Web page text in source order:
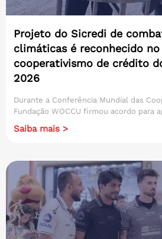
Projeto do Sicredi de
climáticas é reconhecido
cooperativismo de crédito
2026
Durante a Conferência Mundial das
Fundação WOCCU firmou acordo para
Saiba mais >